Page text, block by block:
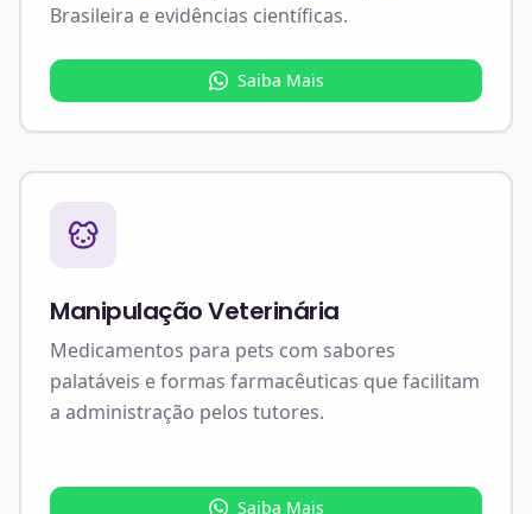
Brasileira e evidências científicas.
Saiba Mais
Manipulação Veterinária
Medicamentos para pets com sabores
palatáveis e formas farmacêuticas que facilitam
a administração pelos tutores.
Saiba Mais